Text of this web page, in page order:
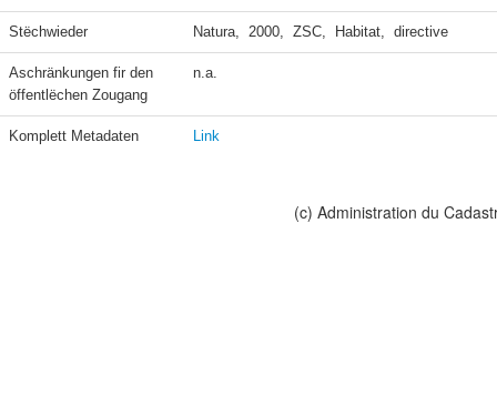
Stëchwieder Natura,  2000,  ZSC,  Habitat,  directive
Aschränkungen fir den
öffentlëchen Zougang
n.a.
Komplett Metadaten Link
(c) Administration du